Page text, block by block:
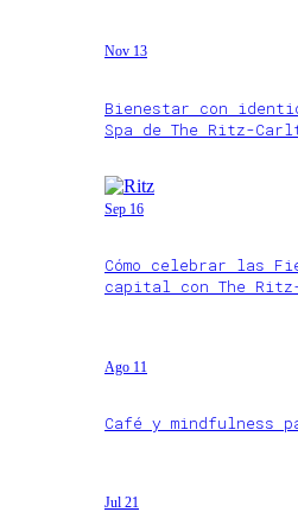
Nov 13
Bienestar con
Spa de The Ritz-
Sep 16
Cómo celebrar las
capital con The
Ago 11
Café y mindfulness
Jul 21